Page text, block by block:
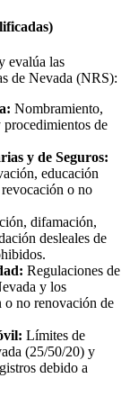
evalúa las
de Nevada (NRS):
Nombramiento,
procedimientos de
y de Seguros:
educación
o no
difamación,
desleales de
Regulaciones de
y los
o no renovación de
Límites de
(25/50/20) y
debido a